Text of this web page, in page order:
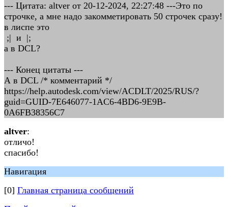
--- Цитата: altver от 20-12-2024, 22:27:48 ---Это по
строчке, а мне надо закомметировать 50 строчек сразу!
в лиспе это
;| и |;
а в DCL?
--- Конец цитаты ---
А в DCL /* комментарий */
https://help.autodesk.com/view/ACDLT/2025/RUS/?
guid=GUID-7E646077-1AC6-4BD6-9E9B-
0A6FB38356C7
altver:
отличо!
спасибо!
Навигация
[0] Главная страница сообщений